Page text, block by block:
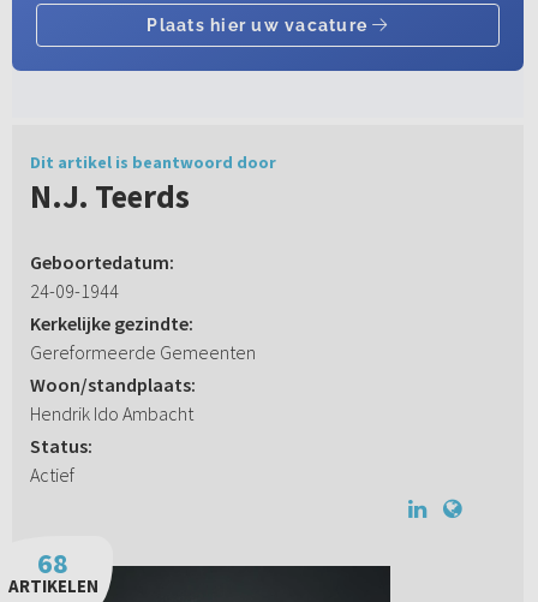
Dit artikel is beantwoord door
N.J. Teerds
Geboortedatum:
24-09-1944
Kerkelijke gezindte:
Gereformeerde Gemeenten
Woon/standplaats:
Hendrik Ido Ambacht
Status:
Actief
68
ARTIKELEN